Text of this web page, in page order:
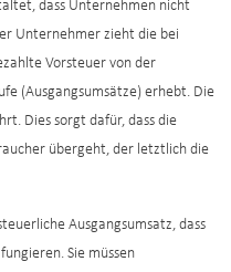
dass Unternehmen nicht
Unternehmer zieht die bei
Vorsteuer von der
(Ausgangsumsätze) erhebt. Die
Dies sorgt dafür, dass die
übergeht, der letztlich die
Ausgangsumsatz, dass
Sie müssen